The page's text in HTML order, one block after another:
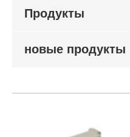
Продукты
новые продукты